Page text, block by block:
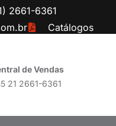
2661-6361
Catálogos
de Vendas
21 2661-6361